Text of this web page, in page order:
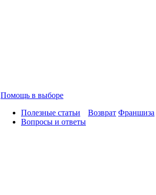
Помощь в выборе
Полезные статьи
Вопросы и ответы
Возврат Франшиза